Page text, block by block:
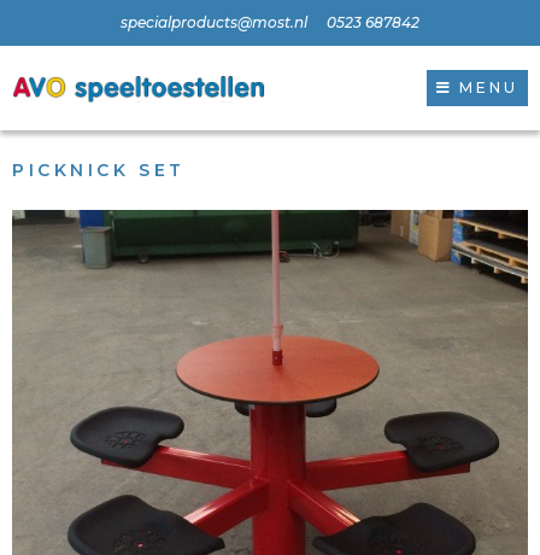
specialproducts@most.nl 0523 687842
MENU
PICKNICK SET